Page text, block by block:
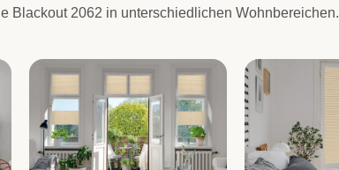
Blackout 2062 in unterschiedlichen Wohnbereichen.